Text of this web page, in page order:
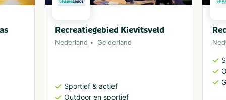
Recreatiegebied Kievitsveld
Nederland Gelderland
Sportief & actief
Outdoor en sportief